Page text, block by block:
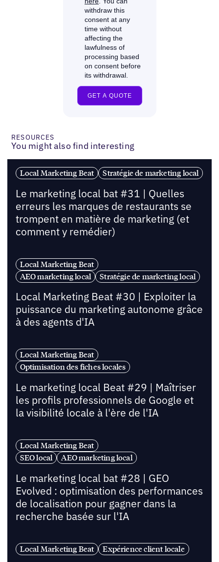
RESOURCES
You might also find interesting
Local Marketing Beat Stratégie de marketing local
Le marketing local bat #31 | Quelles
erreurs les marques de restaurants se
trompent en matière de marketing (et
comment y remédier)
Local Marketing Beat
AEO marketing local
Stratégie de marketing local
Local Marketing Beat #30 | Exploiter la
puissance du marketing autonome grâce
à des agents d'IA
Local Marketing Beat
Optimisation des fiches locales
Le marketing local Beat #29 | Maîtriser
les profils professionnels de Google et
la visibilité locale à l'ère de l'IA
Local Marketing Beat
SEO local
AEO marketing local
Le marketing local bat #28 | GEO
Evolved : optimisation des performances
de localisation pour gagner dans la
recherche basée sur l'IA
Local Marketing Beat Expérience client locale